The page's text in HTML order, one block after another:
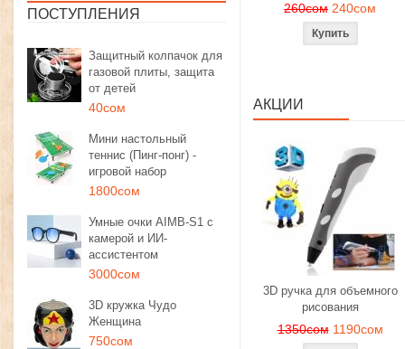
ПОСТУПЛЕНИЯ
Защитный колпачок для
газовой плиты, защита
от детей
40сом
Мини настольный
теннис (Пинг-понг) -
игровой набор
1800сом
Умные очки AIMB-S1 с
камерой и ИИ-
ассистентом
3000сом
3D кружка Чудо
Женщина
750сом
260сом 240сом
АКЦИИ
3D ручка для объемного
рисования
1350сом 1190сом